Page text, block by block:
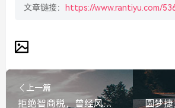
文章链接：
https://www.rantiyu.com/
上一篇
拒绝智商税，曾经风靡的补脑神器六个核桃，为何如今成了没人要的摆设？曾经风靡的补脑神器六个核桃，为何如今沦为没人要的摆设？